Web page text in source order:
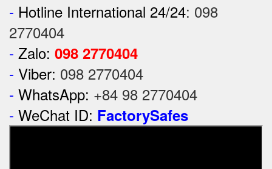
- Hotline International 24/24: 098
2770404
- Zalo: 098 2770404
- Viber: 098 2770404
- WhatsApp: +84 98 2770404
- WeChat ID: FactorySafes